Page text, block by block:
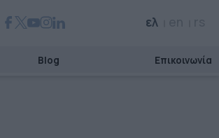
ελ
Blog Επικοινωνία